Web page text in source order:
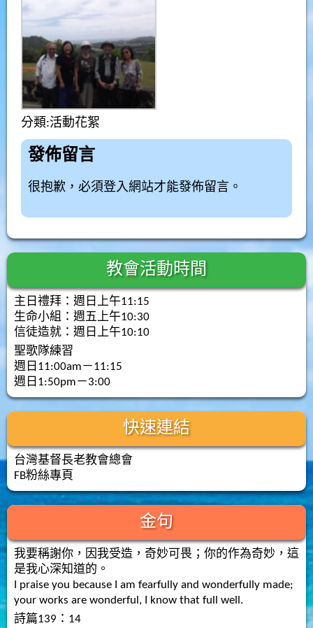
分類:活動花絮
發佈留言
很抱歉，必須登入網站才能發佈留言。
教會活動時間
主日禮拜：週日上午11:15
生命小組：週五上午10:30
信徒造就：週日上午10:10
聖歌隊練習
週日11:00am－11:15
週日1:50pm－3:00
快速連結
台灣基督長老教會總會
FB粉絲專頁
金句
我要稱謝你，因我受造，奇妙可畏；你的作為奇妙，這
是我心深知道的。
I praise you because I am fearfully and wonderfully made;
your works are wonderful, I know that full well.
詩篇139：14